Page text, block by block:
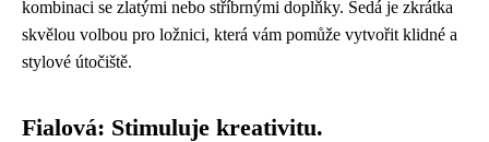
kombinaci se zlatými nebo stříbrnými doplňky. Šedá je zkrátka
skvělou volbou pro ložnici, která vám pomůže vytvořit klidné a
stylové útočiště.
Fialová: Stimuluje kreativitu.